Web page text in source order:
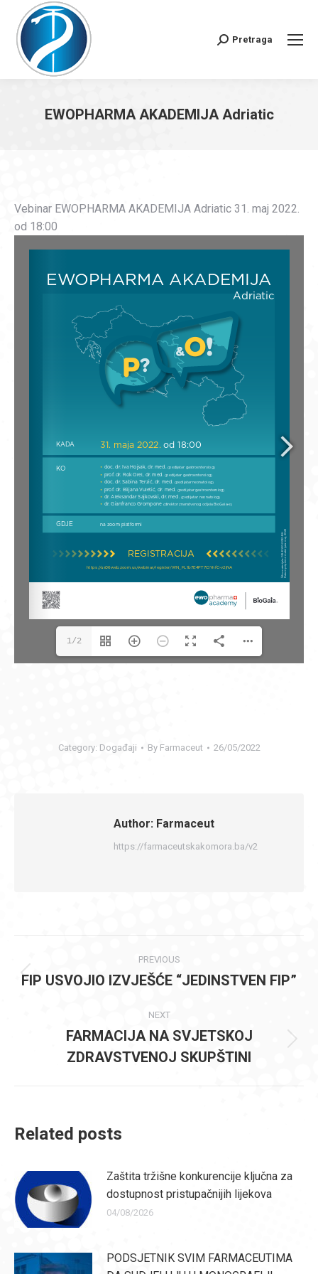
Search:
Pretraga
EWOPHARMA AKADEMIJA Adriatic
Vebinar EWOPHARMA AKADEMIJA Adriatic 31. maj 2022.
od 18:00
1/2
Category: Događaji By Farmaceut 26/05/2022
Author: Farmaceut
https://farmaceutskakomora.ba/v2
navigation
PREVIOUS
Previous
FIP USVOJIO IZVJEŠĆE “JEDINSTVEN FIP”
NEXT
post:
FARMACIJA NA SVJETSKOJ
ZDRAVSTVENOJ SKUPŠTINI
Related posts
Zaštita tržišne konkurencije ključna za
dostupnost pristupačnijih lijekova
04/08/2026
PODSJETNIK SVIM FARMACEUTIMA